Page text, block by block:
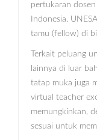
pertukaran
Indonesia.
tamu (fellow) di
Terkait peluang
lainnya di luar
tatap muka juga
virtual teacher
memungkinkan,
sesuai untuk